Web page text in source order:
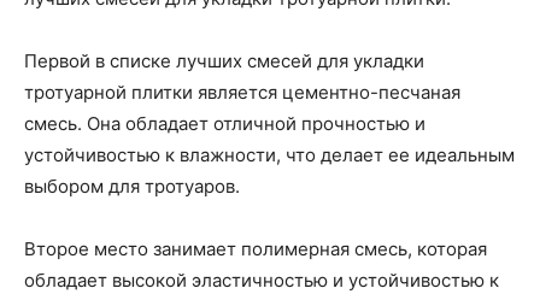
Первой в списке лучших смесей для укладки
тротуарной плитки является цементно-песчаная
смесь. Она обладает отличной прочностью и
устойчивостью к влажности, что делает ее идеальным
выбором для тротуаров.
Второе место занимает полимерная смесь, которая
обладает высокой эластичностью и устойчивостью к